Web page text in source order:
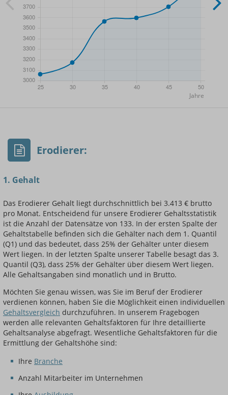
Einsteigerin / Einsteiger
Erodierer:
1. Gehalt
Das Erodierer Gehalt liegt durchschnittlich bei 3.413 € brutto
pro Monat. Entscheidend für unsere Erodierer Gehaltsstatistik
ist die Anzahl der Datensätze von 133. In der ersten Spalte der
Gehaltstabelle befinden sich die Gehälter nach dem 1. Quantil
(Q1) und das bedeutet, dass 25% der Gehälter unter diesem
Wert liegen. In der letzten Spalte unserer Tabelle besagt das 3.
Quantil (Q3), dass 25% der Gehälter über diesem Wert liegen.
Alle Gehaltsangaben sind monatlich und in Brutto.
Möchten Sie genau wissen, was Sie im Beruf der Erodierer
verdienen können, haben Sie die Möglichkeit einen individuellen
Gehaltsvergleich durchzuführen. In unserem Fragebogen
werden alle relevanten Gehaltsfaktoren für Ihre detaillierte
Gehaltsanalyse abgefragt. Wesentliche Gehaltsfaktoren für die
Ermittlung der Gehaltshöhe sind:
Ihre Branche
Anzahl Mitarbeiter im Unternehmen